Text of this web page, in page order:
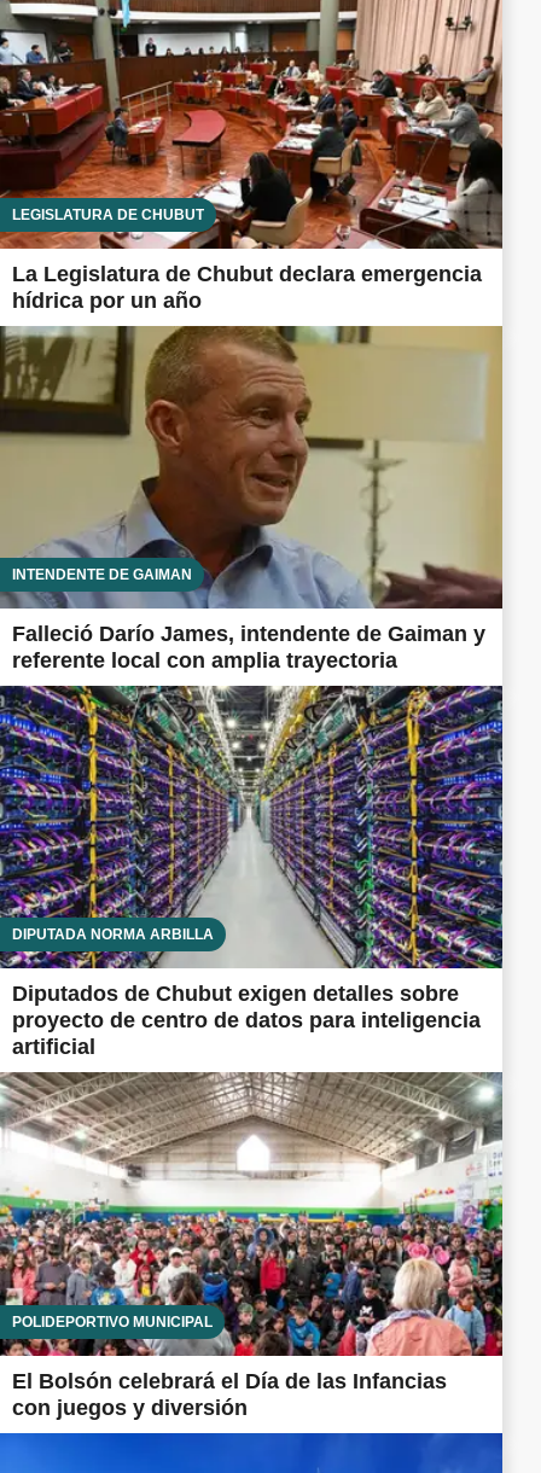
LEGISLATURA DE CHUBUT
La Legislatura de Chubut declara emergencia
hídrica por un año
INTENDENTE DE GAIMAN
Falleció Darío James, intendente de Gaiman y
referente local con amplia trayectoria
DIPUTADA NORMA ARBILLA
Diputados de Chubut exigen detalles sobre
proyecto de centro de datos para inteligencia
artificial
POLIDEPORTIVO MUNICIPAL
El Bolsón celebrará el Día de las Infancias
con juegos y diversión